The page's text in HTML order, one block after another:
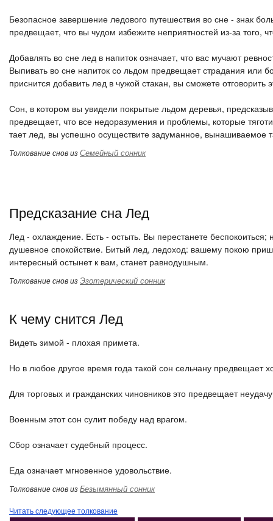
Безопасное завершение ледового путешествия во сне - знак
предвещает, что вы чудом избежите неприятностей из-за того,
Добавлять во сне лед в напиток означает, что вас мучают
Выпивать во сне напиток со льдом предвещает страдания или
приснится добавить лед в чужой стакан, вы сможете отговорить
Сон, в котором вы увидели покрытые льдом деревья,
предвещает, что все недоразумения и проблемы, которые
тает лед, вы успешно осуществите задуманное, вынашиваемое
Толкование снов изСемейный сонник
Предсказание сна Лед
Лед - охлаждение. Есть - остыть. Вы перестанете
душевное спокойствие. Битый лед, ледоход: вашему покою
интересный остынет к вам, станет равнодушным.
Толкование снов изЭзотерический сонник
К чему снится Лед
Видеть зимой - плохая примета.
Но в любое другое время года такой сон сельчану предвещает
Для торговых и гражданских чиновников это предвещает
Военным этот сон сулит победу над врагом.
Сбор означает судебный процесс.
Еда означает мгновенное удовольствие.
Толкование снов изБезымянный сонник
Читать следующее толкование